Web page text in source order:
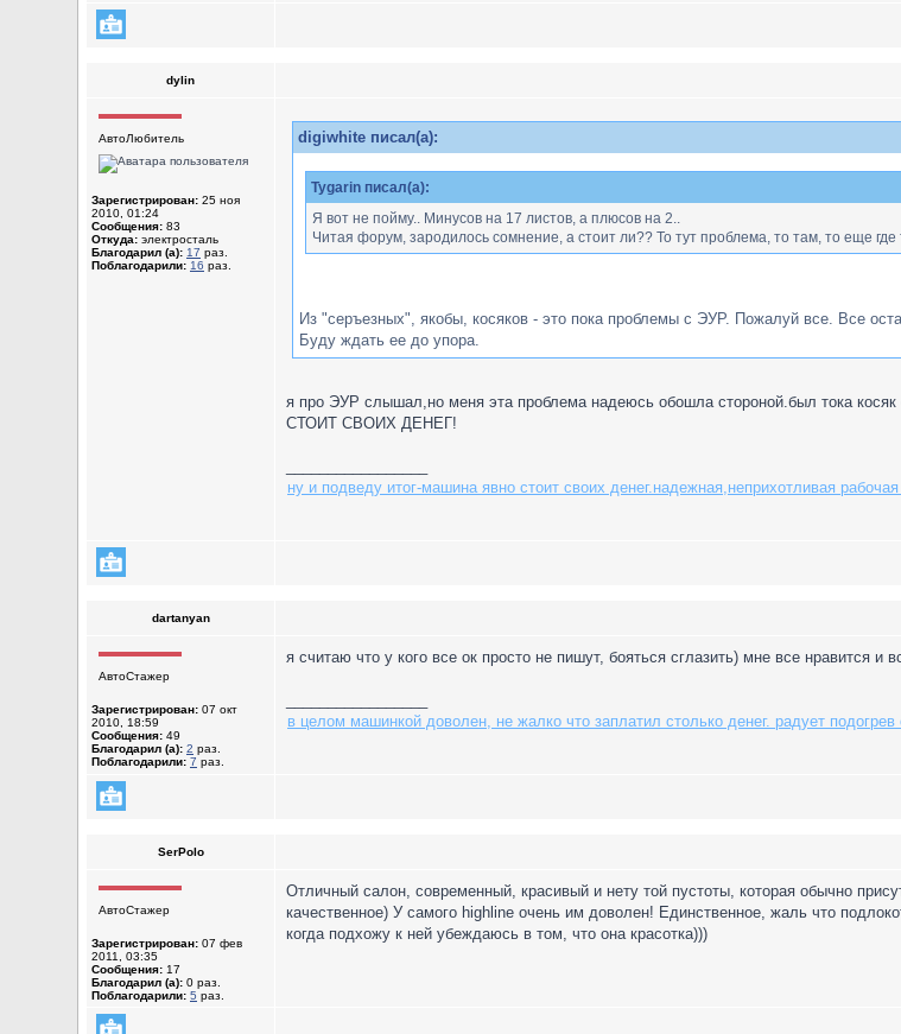
dylin
АвтоЛюбитель
Зарегистрирован: 25 ноя
2010, 01:24
Сообщения: 83
Откуда: электросталь
Благодарил (а): 17 раз.
Поблагодарили: 16 раз.
digiwhite писал(а):
Tygarin писал(а):
Я вот не пойму.. Минусов на 17 листов, а плюсов на 2..
Читая форум, зародилось сомнение, а стоит ли?? То тут проблема, то там, то еще
Из "серъезных", якобы, косяков - это пока проблемы с ЭУР. Пожалуй все. Все
Буду ждать ее до упора.
я про ЭУР слышал,но меня эта проблема надеюсь обошла стороной.был тока
СТОИТ СВОИХ ДЕНЕГ!
ну и подведу итог-машина явно стоит своих денег.надежная,неприхотливая
dartanyan
АвтоСтажер
Зарегистрирован: 07 окт
2010, 18:59
Сообщения: 49
Благодарил (а): 2 раз.
Поблагодарили: 7 раз.
я считаю что у кого все ок просто не пишут, бояться сглазить) мне все нравится и
в целом машинкой доволен, не жалко что заплатил столько денег. радует
SerPolo
АвтоСтажер
Зарегистрирован: 07 фев
2011, 03:35
Сообщения: 17
Благодарил (а): 0 раз.
Поблагодарили: 5 раз.
Отличный салон, современный, красивый и нету той пустоты, которая обычно
качественное) У самого highline очень им доволен! Единственное, жаль что
когда подхожу к ней убеждаюсь в том, что она красотка)))